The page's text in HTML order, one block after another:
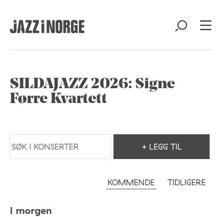
SILDAJAZZ 2026: Signe
Førre Kvartett
+ LEGG TIL
KOMMENDE TIDLIGERE
I morgen